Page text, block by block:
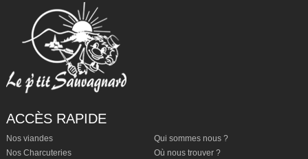
ACCÈS RAPIDE
Nos viandes
Nos Charcuteries
Qui sommes nous ?
Où nous trouver ?